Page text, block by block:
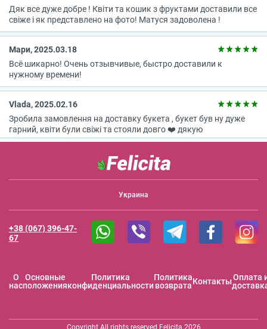
Дяк все дуже добре ! Квіти та кошик з фруктами доставили все
свіже і як представлено на фото! Матуся задоволена !
Мари, 2025.03.18
Всё шикарно! Очень отзывчивые, быстро доставили к
нужному времени!
Vlada, 2025.02.16
Зробила замовлення на доставку букета , букет був ну дуже
гарний, квіти були свіжі та стояли довго ❤️ дякую
Украина
O
нас
Основные
положения
Политика
конфиденциальности
Политика
возвратаКонтактыОплата
+38 (067) 396-47-
67
Copyright All rights reserved Felicita 2026